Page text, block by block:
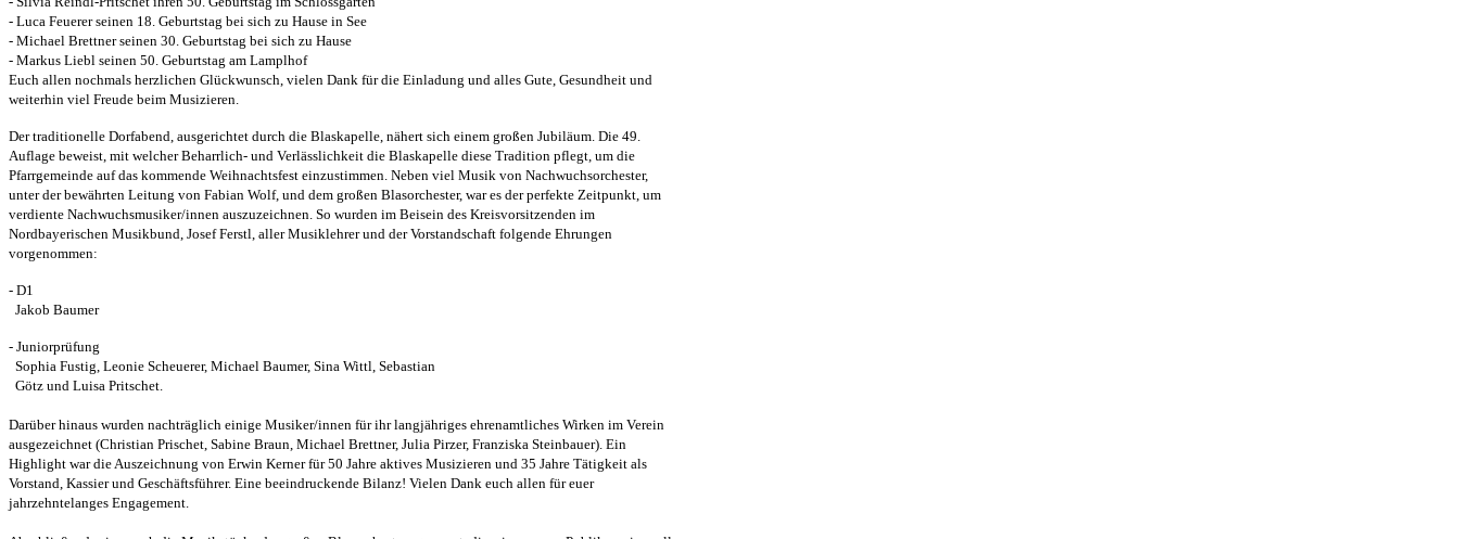
- Luca Feuerer seinen 18. Geburtstag bei sich zu Hause in See
- Michael Brettner seinen 30. Geburtstag bei sich zu Hause
- Markus Liebl seinen 50. Geburtstag am Lamplhof
Euch allen nochmals herzlichen Glückwunsch, vielen Dank für die Einladung und alles Gute, Gesundheit und
weiterhin viel Freude beim Musizieren.
Der traditionelle Dorfabend, ausgerichtet durch die Blaskapelle, nähert sich einem großen Jubiläum. Die 49.
Auflage beweist, mit welcher Beharrlich- und Verlässlichkeit die Blaskapelle diese Tradition pflegt, um die
Pfarrgemeinde auf das kommende Weihnachtsfest einzustimmen. Neben viel Musik von Nachwuchsorchester,
unter der bewährten Leitung von Fabian Wolf, und dem großen Blasorchester, war es der perfekte Zeitpunkt, um
verdiente Nachwuchsmusiker/innen auszuzeichnen. So wurden im Beisein des Kreisvorsitzenden im
Nordbayerischen Musikbund, Josef Ferstl, aller Musiklehrer und der Vorstandschaft folgende Ehrungen
vorgenommen:
- D1
Jakob Baumer
- Juniorprüfung
Sophia Fustig, Leonie Scheuerer, Michael Baumer, Sina Wittl, Sebastian
Götz und Luisa Pritschet.
Darüber hinaus wurden nachträglich einige Musiker/innen für ihr langjähriges ehrenamtliches Wirken im Verein
ausgezeichnet (Christian Prischet, Sabine Braun, Michael Brettner, Julia Pirzer, Franziska Steinbauer). Ein
Highlight war die Auszeichnung von Erwin Kerner für 50 Jahre aktives Musizieren und 35 Jahre Tätigkeit als
Vorstand, Kassier und Geschäftsführer. Eine beeindruckende Bilanz! Vielen Dank euch allen für euer
jahrzehntelanges Engagement.